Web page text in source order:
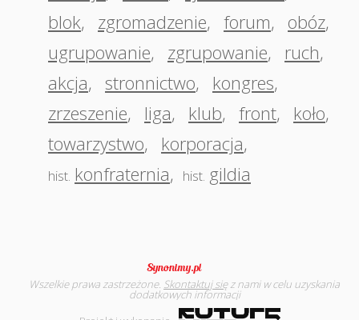
blok, zgromadzenie, forum, obóz,
ugrupowanie, zgrupowanie, ruch,
akcja, stronnictwo, kongres,
zrzeszenie, liga, klub, front, koło,
towarzystwo, korporacja,
hist. konfraternia, hist. gildia
Wszelkie prawa zastrzeżone. Skontaktuj sięz nami w celu uzyskania
dodatkowych informacji